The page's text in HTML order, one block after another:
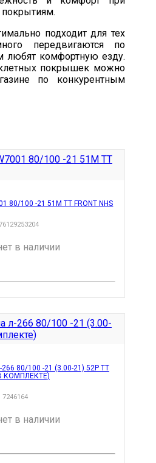
подходит для тех
передвигаются по
любят комфортную езду.
покрышек можно
по конкурентным
80/100 -21 51M TT FRONT NHS
80/100 -21 (3.00-21) 52P TT
КОМПЛЕКТЕ)
7246164